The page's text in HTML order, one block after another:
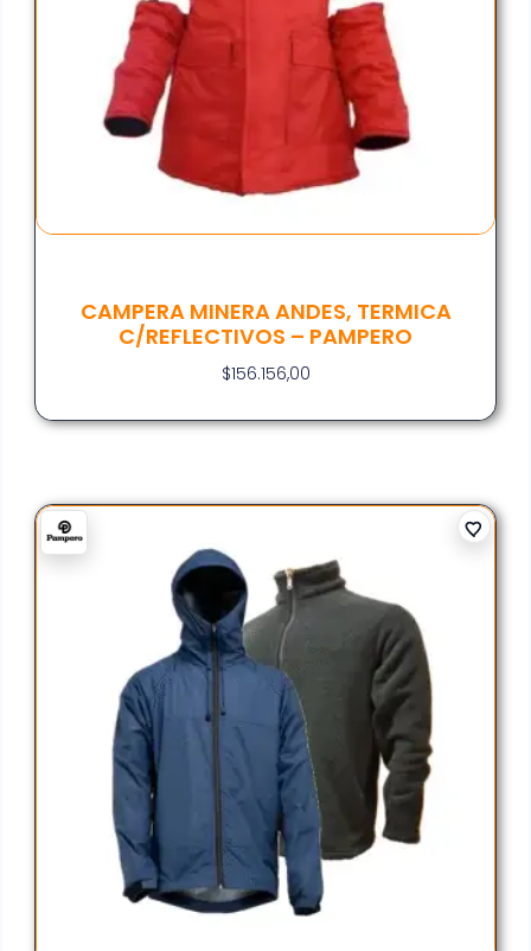
CAMPERA MINERA ANDES, TERMICA
C/REFLECTIVOS – PAMPERO
$156.156,00